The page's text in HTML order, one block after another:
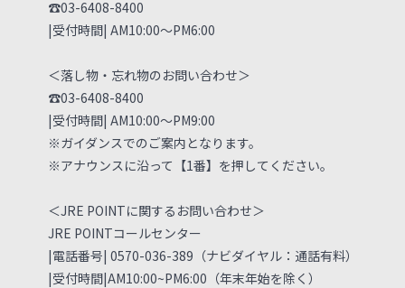
☎03-6408-8400
|受付時間| AM10:00～PM6:00
＜落し物・忘れ物のお問い合わせ＞
☎03-6408-8400
|受付時間| AM10:00～PM9:00
※ガイダンスでのご案内となります。
※アナウンスに沿って【1番】を押してください。
＜JRE POINTに関するお問い合わせ＞
JRE POINTコールセンター
|電話番号| 0570-036-389（ナビダイヤル：通話有料）
|受付時間|AM10:00~PM6:00（年末年始を除く）